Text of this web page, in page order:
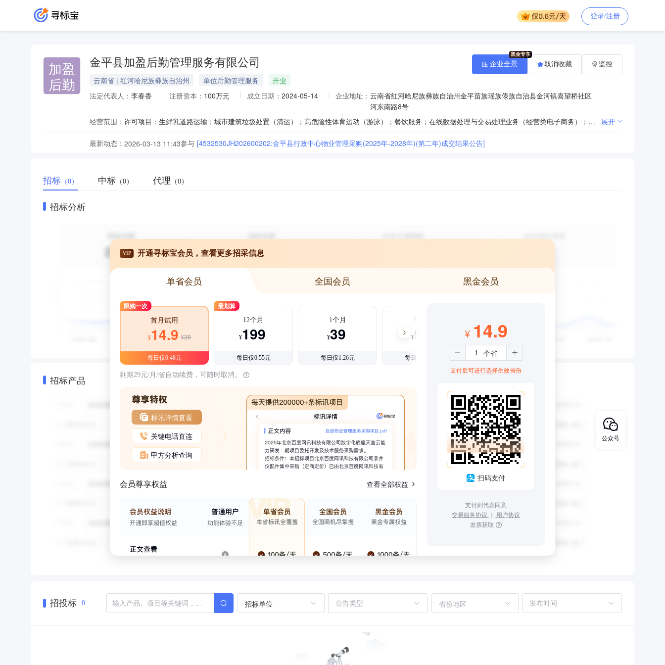
登录/注册
加盈
后勤
金平县加盈后勤管理服务有限公司
云南省 | 红河哈尼族彝族自治州 单位后勤管理服务
开业
法定代表人： 李春香 注册资本： 100万元 成立日期： 2024-05-14 企业地址： 云南省红河哈尼族彝族自治州金平苗族瑶族傣族自治县金河镇喜望桥社区
河东南路8号
经营范围：
许可项目：生鲜乳道路运输；城市建筑垃圾处置（清运）；高危险性体育运动（游泳）；餐饮服务；在线数据处理与交易处理业务（经营类电子商务）；住宅室内装饰装修。（依法须经批准的项目，经相关部门批准后方可开展经营活动，具体经营项目以相关部门批准文件或许可证件为准）一般项目：物业管理；家政服务；家具安装和维修服务；建筑物清洁服务；单位后勤管理服务；餐饮管理；酒店管理；鲜肉零售；建筑装饰材料销售；水泥制品销售；五金产品零售；家具销售；日用百货销售；停车场服务；城市公园管理；园林绿化工程施工；城市绿化管理；医院管理；护理机构服务（不含医疗服务）；名胜风景区管理；市场营销策划；商务代理代办服务；水污染治理；殡葬服务；殡仪用品销售；专业保洁、清洗、消毒服务；养老服务；针纺织品销售；防洪除涝设施管理；人力资源服务（不含职业中介活动、劳务派遣服务）；商业综合体管理服务；集贸市场管理服务；住房租赁；柜台、摊位出租；农副产品销售；普通货物仓储服务（不含危险化学品等需许可审批的项目）；房地产经纪；房地产评估；房地产咨询；小微型客车租赁经营服务；票务代理服务；旅客票务代理；非居住房地产租赁；劳务服务（不含劳务派遣）；代驾服务。（除依法须经批准的项目外，凭营业执照依法自主开展经营活动） 展开
最新动态： 2026-03-13 11:43参与 [4532530JH202600202:金平县行政中心物业管理采购(2025年-2028年)(第二年)成交结果公告]
企业全景 取消收藏 监控
招标 （0） 中标 （0） 代理 （0）
招标分析
招标产品
VIP 开通寻标宝会员，查看更多招采信息
单省会员 全国会员 黑金会员
限购一次
首月试用
¥14.9 ¥39
每日仅0.48元
最划算
12个月
¥199
每日仅0.55元
1个月
¥39
每日仅1.26元
3个月
¥99
每日仅1.08元
到期29元/月/省自动续费，可随时取消。
标讯详情查看
关键电话直连
甲方分析查询
会员尊享权益 查看全部权益
¥ 14.9
支付后可进行选择生效省份
扫码支付
支付则代表同意
交易服务协议 ｜ 用户协议
发票获取
招投标 0 招标单位 省份地区
公众号